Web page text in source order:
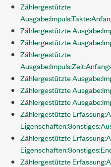
Zählergestützte
Zählergestützte
Zählergestützte
Zählergestützte
Zählergestützte
Zählergestützte
Zählergestützte
Zählergestützte
Zählergestützte
Zählergestützte